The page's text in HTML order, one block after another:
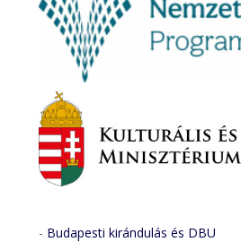
- Budapesti kirándulás és DBU